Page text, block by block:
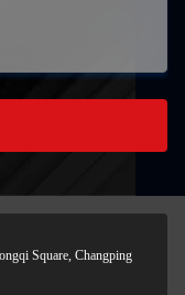
Square, Changping